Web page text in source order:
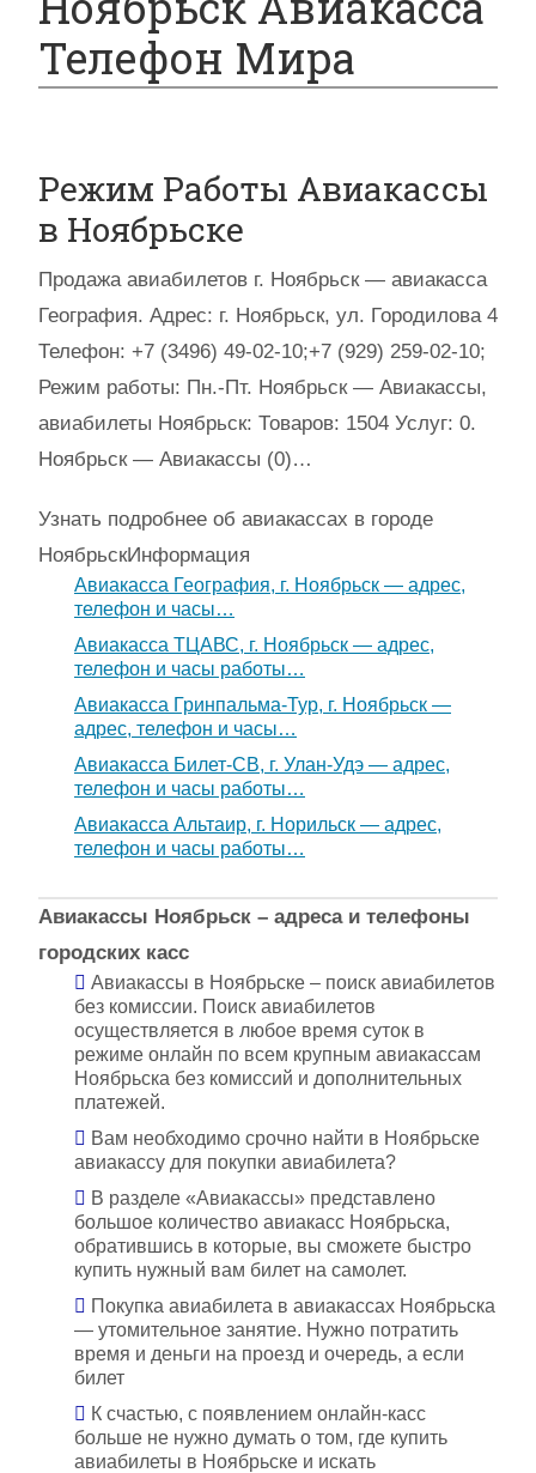
Телефон Мира
Режим Работы Авиакассы
в Ноябрьске
Продажа авиабилетов г. Ноябрьск — авиакасса
География. Адрес: г. Ноябрьск, ул. Городилова 4
Телефон: +7 (3496) 49-02-10;+7 (929) 259-02-10;
Режим работы: Пн.-Пт. Ноябрьск — Авиакассы,
авиабилеты Ноябрьск: Товаров: 1504 Услуг: 0.
Ноябрьск — Авиакассы (0)…
Узнать подробнее об авиакассах в городе
НоябрьскИнформация
Авиакасса География, г. Ноябрьск — адрес,
телефон и часы…
Авиакасса ТЦАВС, г. Ноябрьск — адрес,
телефон и часы работы…
Авиакасса Гринпальма-Тур, г. Ноябрьск —
адрес, телефон и часы…
Авиакасса Билет-СВ, г. Улан-Удэ — адрес,
телефон и часы работы…
Авиакасса Альтаир, г. Норильск — адрес,
телефон и часы работы…
Авиакассы Ноябрьск – адреса и телефоны
городских касс
Авиакассы в Ноябрьске – поиск авиабилетов
без комиссии. Поиск авиабилетов
осуществляется в любое время суток в
режиме онлайн по всем крупным авиакассам
Ноябрьска без комиссий и дополнительных
платежей.
Вам необходимо срочно найти в Ноябрьске
авиакассу для покупки авиабилета?
В разделе «Авиакассы» представлено
большое количество авиакасс Ноябрьска,
обратившись в которые, вы сможете быстро
купить нужный вам билет на самолет.
Покупка авиабилета в авиакассах Ноябрьска
— утомительное занятие. Нужно потратить
время и деньги на проезд и очередь, а если
билет
К счастью, с появлением онлайн-касс
больше не нужно думать о том, где купить
авиабилеты в Ноябрьске и искать